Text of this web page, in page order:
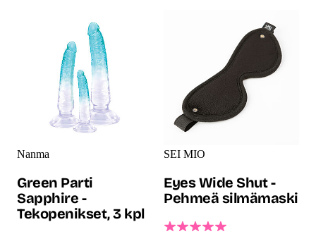
Nanma
Green Parti
Sapphire -
Tekopenikset, 3 kpl
SEI MIO
Eyes Wide Shut -
Pehmeä silmämaski